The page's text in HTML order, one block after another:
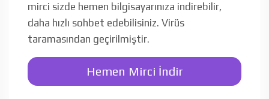
mirci sizde hemen bilgisayarınıza indirebilir,
daha hızlı sohbet edebilisiniz. Virüs
taramasından geçirilmiştir.
Hemen Mirci İndir